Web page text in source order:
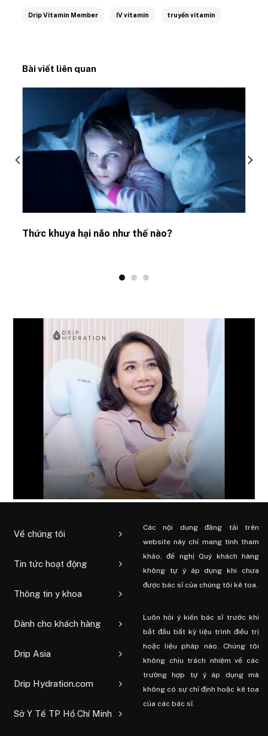
Drip Vitamin Member IV vitamin truyền vitamin
Bài viết liên quan
Thức khuya hại não như thế nào?
Về chúng tôi
Tin tức hoạt động
Thông tin y khoa
Dành cho khách hàng
Drip Asia
Drip Hydration.com
Sở Y Tế TP Hồ Chí Minh
Các nội dung đăng tải trên
website này chỉ mang tính tham
khảo, đề nghị Quý khách hàng
không tự ý áp dụng khi chưa
được bác sĩ của chúng tôi kê toa.
Luôn hỏi ý kiến ​​bác sĩ trước khi
bắt đầu bất kỳ liệu trình điều trị
hoặc liệu pháp nào. Chúng tôi
không chịu trách nhiệm về các
trường hợp tự ý áp dụng mà
không có sự chỉ định hoặc kê toa
của các bác sĩ.